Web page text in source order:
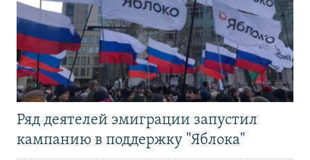
Ряд деятелей эмиграции запустил
кампанию в поддержку "Яблока"